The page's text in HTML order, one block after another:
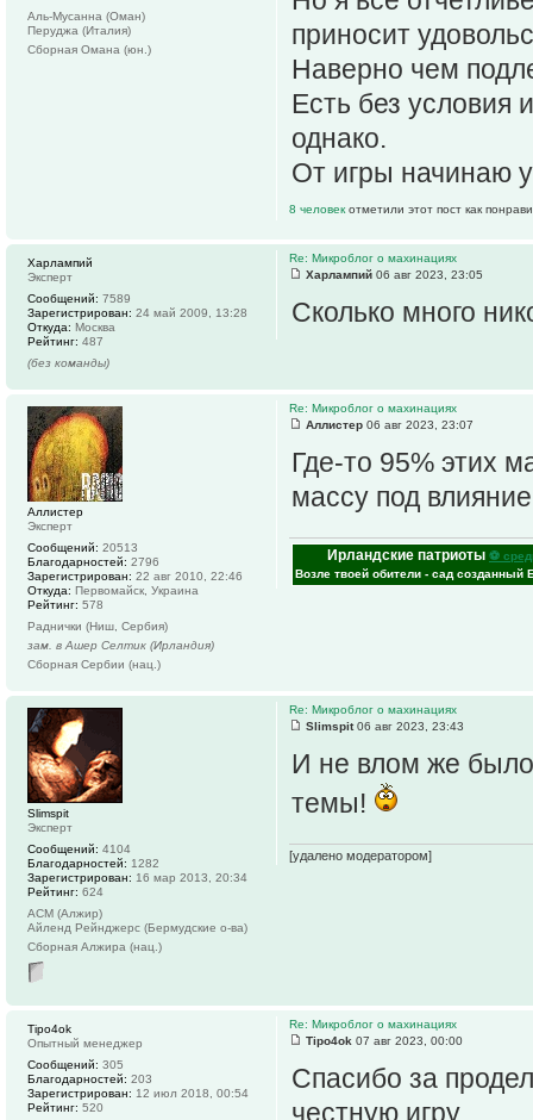
приносит
Наверно чем
Есть без условия
однако.
От игры начинаю
8 человек отметили этот пост как
Аль-Мусанна (Оман)
Перуджа (Италия)
Сборная Омана (юн.)
Re: Микроблог о махинациях
Харлампий 06 авг 2023, 23:05
Сколько много
Харлампий
Эксперт
Сообщений: 7589
Зарегистрирован: 24 май 2009, 13:28
Откуда: Москва
Рейтинг: 487
(без команды)
Re: Микроблог о махинациях
Аллистер 06 авг 2023, 23:07
Где-то 95% этих
массу под
Ирландские патриоты ⚽
Возле твоей обители - сад созданный
Аллистер
Эксперт
Сообщений: 20513
Благодарностей: 2796
Зарегистрирован: 22 авг 2010, 22:46
Откуда: Первомайск, Украина
Рейтинг: 578
Раднички (Ниш, Сербия)
зам. в Ашер Селтик (Ирландия)
Сборная Сербии (нац.)
Re: Микроблог о махинациях
Slimspit06 авг 2023, 23:43
И не влом же было
темы!
[удалено модератором]
Slimspit
Эксперт
Сообщений: 4104
Благодарностей: 1282
Зарегистрирован: 16 мар 2013, 20:34
Рейтинг: 624
АСМ (Алжир)
Айленд Рейнджерс (Бермудские о-ва)
Сборная Алжира (нац.)
Re: Микроблог о махинациях
Tipo4ok 07 авг 2023, 00:00
Спасибо за
честную игру.
Tipo4ok
Опытный менеджер
Сообщений: 305
Благодарностей: 203
Зарегистрирован: 12 июл 2018, 00:54
Рейтинг: 520